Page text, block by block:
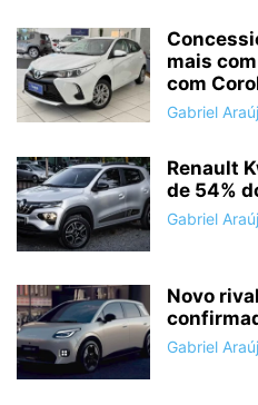
mais
com
Gabriel
Renault
de 54%
Gabriel
Novo
Gabriel